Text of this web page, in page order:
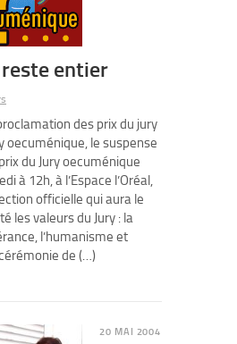
entier
des prix du jury
oecuménique, le suspense
du Jury oecuménique
à 12h, à l’Espace l’Oréal,
officielle qui aura le
les valeurs du Jury : la
l’humanisme et
de (…)
20 MAI 2004